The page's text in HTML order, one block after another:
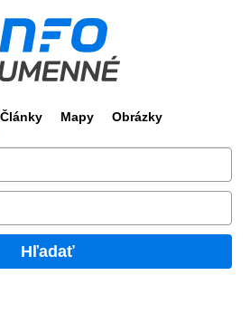
Články Mapy Obrázky
Hľadať